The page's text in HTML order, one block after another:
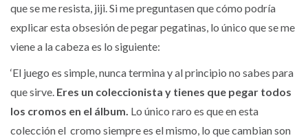
que se me resista, jiji. Si me preguntasen que cómo podría
explicar esta obsesión de pegar pegatinas, lo único que se me
viene a la cabeza es lo siguiente:
‘El juego es simple, nunca termina y al principio no sabes para
que sirve. Eres un coleccionista y tienes que pegar todos
los cromos en el álbum. Lo único raro es que en esta
colección el cromo siempre es el mismo, lo que cambian son